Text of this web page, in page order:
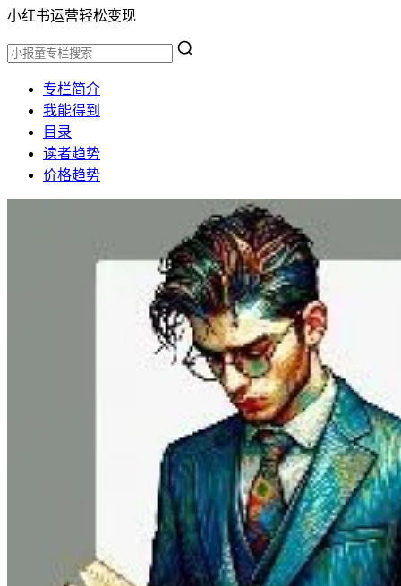
小红书运营轻松变现
专栏简介
我能得到
目录
读者趋势
价格趋势